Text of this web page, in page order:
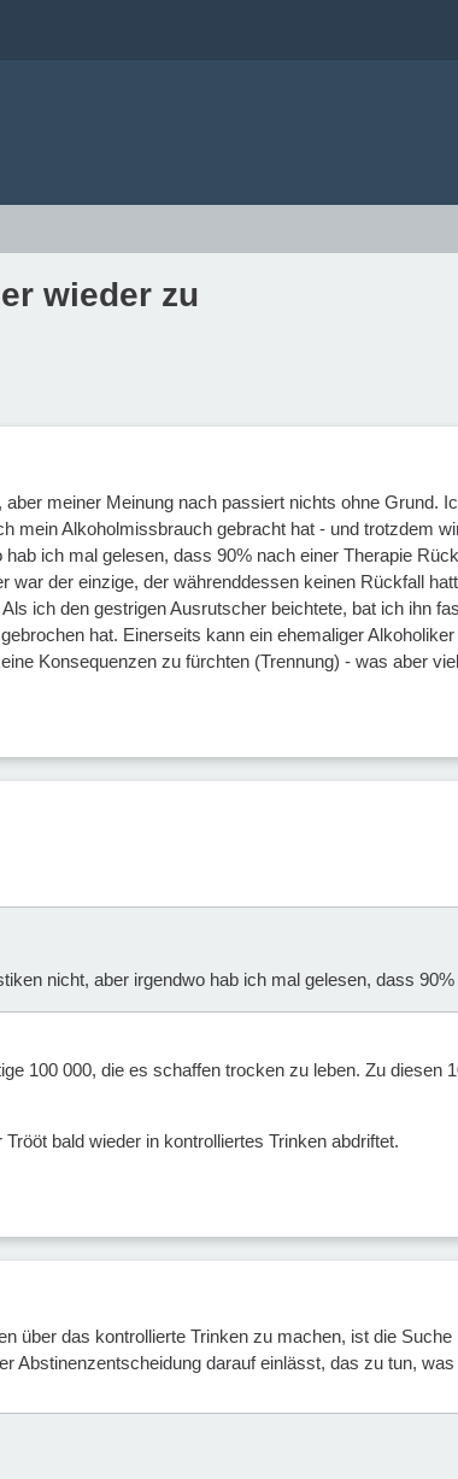
wieder zu
meiner Meinung nach passiert nichts ohne Grund.
mein Alkoholmissbrauch gebracht hat - und trotzdem
ich mal gelesen, dass 90% nach einer Therapie
war der einzige, der währenddessen keinen Rückfall
ich den gestrigen Ausrutscher beichtete, bat ich ihn
hat. Einerseits kann ein ehemaliger
Konsequenzen zu fürchten (Trennung) - was aber
nicht, aber irgendwo hab ich mal gelesen, dass
100 000, die es schaffen trocken zu leben. Zu diesen
bald wieder in kontrolliertes Trinken abdriftet.
über das kontrollierte Trinken zu machen, ist die
Abstinenzentscheidung darauf einlässt, das zu tun,